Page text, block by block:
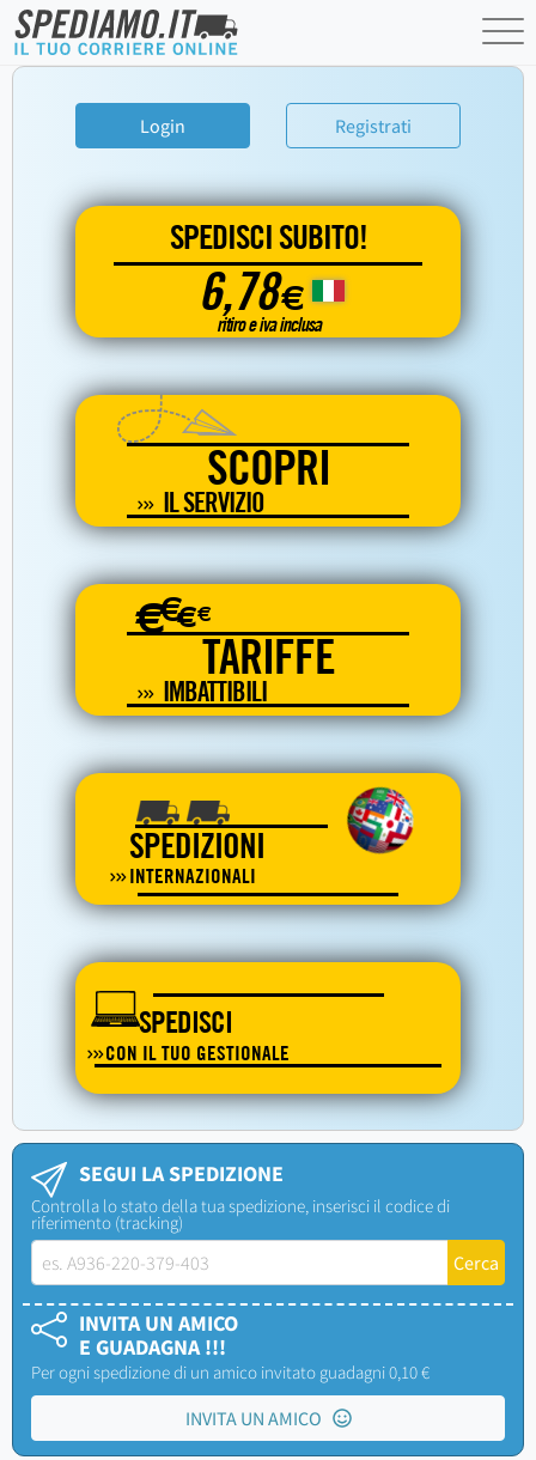
Login Registrati
SPEDISCI SUBITO!
6,78€
ritiro e iva inclusa
SCOPRI
IL SERVIZIO
€€€€
TARIFFE
IMBATTIBILI
SPEDIZIONI
INTERNAZIONALI
SPEDISCI
CON IL TUO GESTIONALE
SEGUI LA SPEDIZIONE
Controlla lo stato della tua spedizione, inserisci il codice di
riferimento (tracking)
INVITA UN AMICO
E GUADAGNA !!!
Per ogni spedizione di un amico invitato guadagni 0,10 €
INVITA UN AMICO